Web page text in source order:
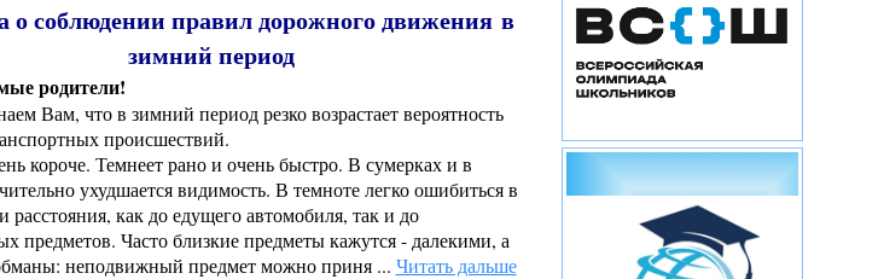
о соблюдении правил дорожного движения в
зимний период
родители!
Вам, что в зимний период резко возрастает вероятность
происшествий.
короче. Темнеет рано и очень быстро. В сумерках и в
ухудшается видимость. В темноте легко ошибиться в
расстояния, как до едущего автомобиля, так и до
предметов. Часто близкие предметы кажутся - далекими, а
неподвижный предмет можно приня ... Читать дальше